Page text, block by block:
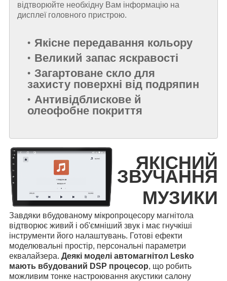
відтворюйте необхідну Вам інформацію на
дисплеї головного пристрою.
Якісне передавання кольору
Великий запас яскравості
Загартоване скло для
захисту поверхні від подряпин
Антивідблискове й
олеофобне покриття
ЯКІСНИЙ
ЗВУЧАННЯ
МУЗИКИ
Завдяки вбудованому мікропроцесору магнітола
відтворює живий і об'ємніший звук і має гнучкіші
інструменти його налаштувань. Готові ефекти
моделювальні простір, персональні параметри
еквалайзера. Деякі моделі автомагнітол Lesko
мають вбудований DSP процесор, що робить
можливим тонке настроювання акустики салону